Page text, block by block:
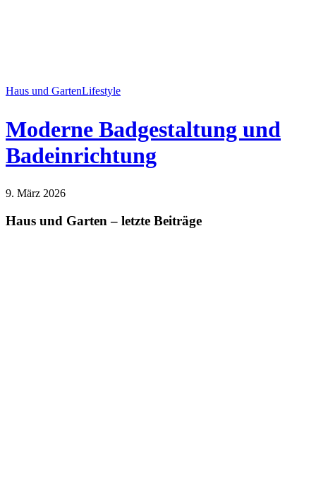
Haus und GartenLifestyle
Moderne Badgestaltung und
Badeinrichtung
9. März 2026
Haus und Garten – letzte Beiträge